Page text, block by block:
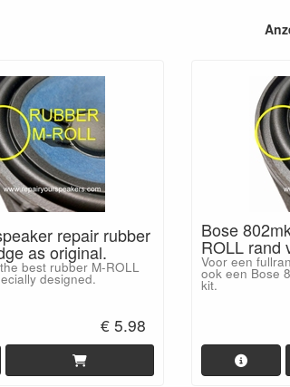
repair rubber
as original.
best rubber M-ROLL
designed.
€ 5.98
Bose
ROLL rand
Voor een
ook een Bose
kit.